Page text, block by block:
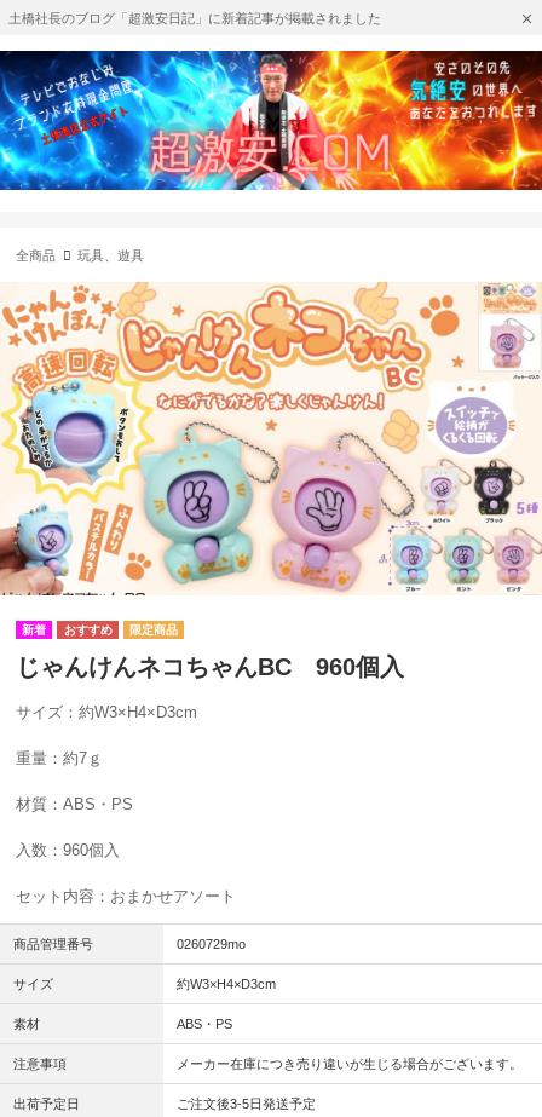
土橋社長のブログ「超激安日記」に新着記事が掲載されました
全商品 玩具、遊具
じゃんけんネコちゃんBC 960個入
サイズ：約W3×H4×D3cm
重量：約7ｇ
材質：ABS・PS
入数：960個入
セット内容：おまかせアソート
商品管理番号 0260729mo
サイズ 約W3×H4×D3cm
素材 ABS・PS
注意事項 メーカー在庫につき売り違いが生じる場合がございます。
出荷予定日 ご注文後3-5日発送予定